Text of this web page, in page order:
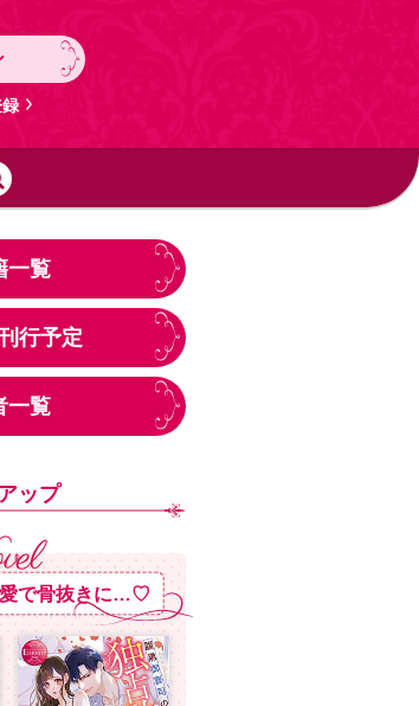
一覧
行予定
一覧
ップ
愛で骨抜きに…♡